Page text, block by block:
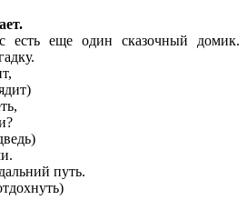
есть еще один сказочный домик.
путь.